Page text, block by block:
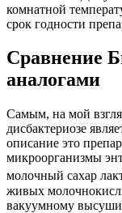
комнатной
срок годности
Сравнение
аналогами
Самым, на мой
дисбактериозе
описание это
микроорганизмы
молочный сахар
живых
вакуумному